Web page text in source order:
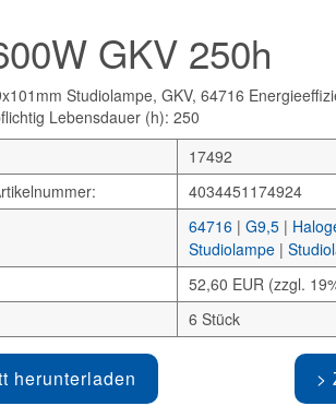
GKV 250h
Studiolampe, GKV, 64716
Lebensdauer (h): 250
17492
4034451174924
64716| G9,5|
Studiolampe|
52,60 EUR (zzgl.
6 Stück
herunterladen